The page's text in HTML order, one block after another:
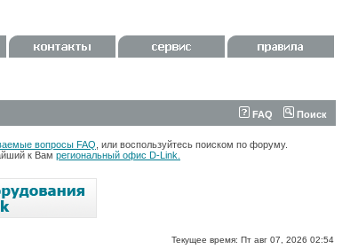
FAQ Поиск
вопросы FAQ , или воспользуйтесь поиском по форуму.
к Вам региональный офис D-Link.
Текущее время: Пт авг 07, 2026 02:54